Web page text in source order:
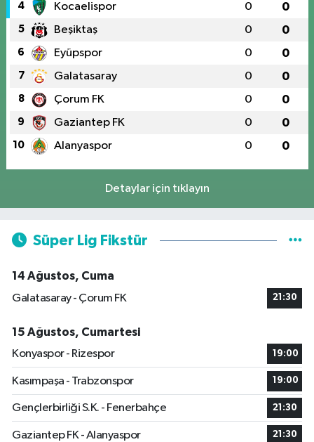
4 Kocaelispor 0 0
5 Beşiktaş 0 0
6 Eyüpspor 0 0
7 Galatasaray 0 0
8 Çorum FK 0 0
9 Gaziantep FK 0 0
10 Alanyaspor 0 0
Detaylar için tıklayın
Süper Lig Fikstür
14 Ağustos, Cuma
Galatasaray - Çorum FK
21:30
15 Ağustos, Cumartesi
Konyaspor - Rizespor
19:00
Kasımpaşa - Trabzonspor 19:00
Gençlerbirliği S.K. - Fenerbahçe 21:30
Gaziantep FK - Alanyaspor 21:30